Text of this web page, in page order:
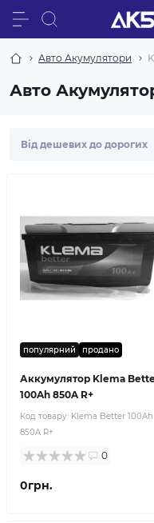
Авто Акумулятори
Авто
популярний продано
Аккумулятор Klema
100Ah 850A R+
Код товару: Klema Better 100Ah
850A R+
0
0грн.